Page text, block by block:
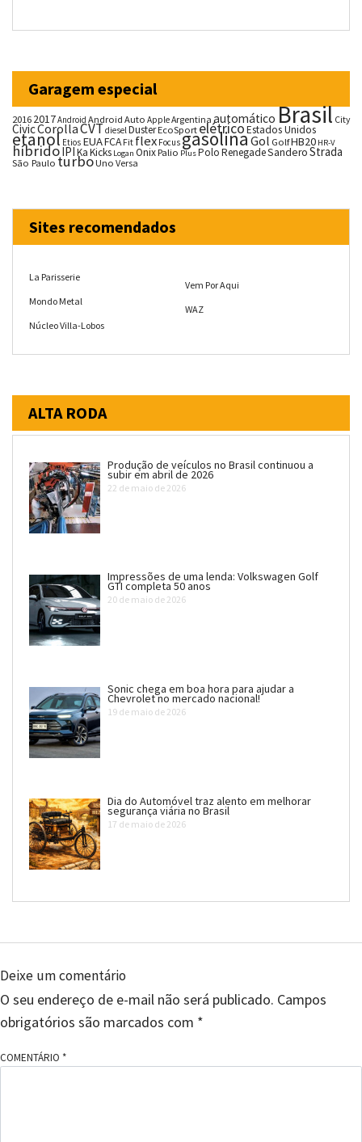
Garagem especial
20162017Android Android Auto AppleArgentina automáticoBrasil City
CivicCorollaCVTdieselDusterEcoSportelétricoEstados Unidos
etanol Etios EUAFCA Fit flex FocusgasolinaGol GolfHB20 HR-V
híbridoIPIKaKicks Logan OnixPalio PlusPoloRenegadeSanderoStrada
São Paulo turboUno Versa
Sites recomendados
La Parisserie
Mondo Metal
Núcleo Villa-Lobos
Vem Por Aqui
WAZ
ALTA RODA
Produção de veículos no Brasil continuou a
subir em abril de 2026
22 de maio de 2026
Impressões de uma lenda: Volkswagen Golf
GTI completa 50 anos
20 de maio de 2026
Sonic chega em boa hora para ajudar a
Chevrolet no mercado nacional!
19 de maio de 2026
Dia do Automóvel traz alento em melhorar
segurança viária no Brasil
17 de maio de 2026
Deixe um comentário
O seu endereço de e-mail não será publicado. Campos
obrigatórios são marcados com *
COMENTÁRIO *